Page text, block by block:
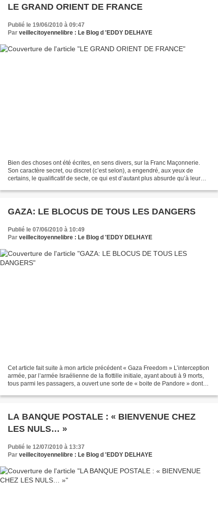
LE GRAND ORIENT DE FRANCE
Publié le 19/06/2010 à 09:47
Par veillecitoyennelibre : Le Blog d 'EDDY DELHAYE
Bien des choses ont été écrites, en sens divers, sur la Franc Maçonnerie.
Son caractère secret, ou discret (c’est selon), a engendré, aux yeux de
certains, le qualificatif de secte, ce qui est d’autant plus absurde qu’à leur
GAZA: LE BLOCUS DE TOUS LES DANGERS
Publié le 07/06/2010 à 10:49
Par veillecitoyennelibre : Le Blog d 'EDDY DELHAYE
Cet article fait suite à mon article précédent « Gaza Freedom » L’interception
armée, par l’armée Israélienne de la flottille initiale, ayant abouti à 9 morts,
tous parmi les passagers, a ouvert une sorte de « boite de Pandore » dont
LA BANQUE POSTALE : « BIENVENUE CHEZ
LES NULS… »
Publié le 12/07/2010 à 13:37
Par veillecitoyennelibre : Le Blog d 'EDDY DELHAYE